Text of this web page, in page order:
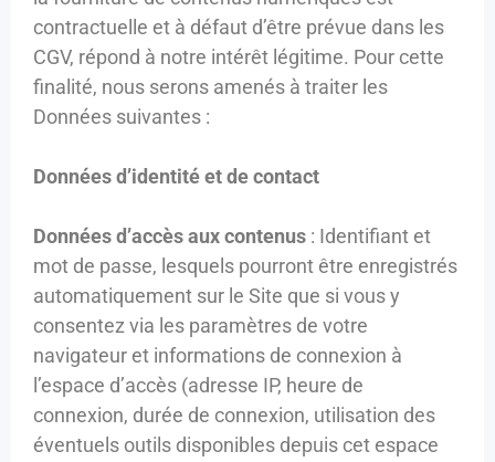
contractuelle et à défaut d’être prévue dans les
CGV, répond à notre intérêt légitime. Pour cette
finalité, nous serons amenés à traiter les
Données suivantes :
Données d’identité et de contact
Données d’accès aux contenus : Identifiant et
mot de passe, lesquels pourront être enregistrés
automatiquement sur le Site que si vous y
consentez via les paramètres de votre
navigateur et informations de connexion à
l’espace d’accès (adresse IP, heure de
connexion, durée de connexion, utilisation des
éventuels outils disponibles depuis cet espace